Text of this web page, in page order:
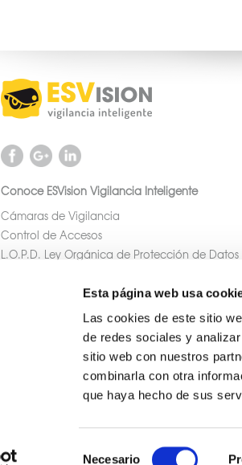
Esta página web usa
Las cookies de este sitio
de redes sociales y
sitio web con nuestros
combinarla con otra
que haya hecho de sus
Necesario
Conoce ESVision Vigilancia Inteligente
Cámaras de Vigilancia
Control de Accesos
L.O.P.D. Ley Orgánica de Protección de Datos
Rondas de Videovigilancia
Área Administradores
Noticias de Seguridad
Solicitud de Presupuesto